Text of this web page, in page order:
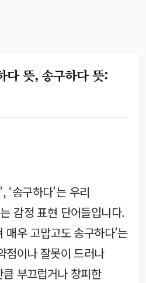
다 뜻, 송구하다 뜻:
‘송구하다’는 우리
감정 표현 단어들입니다.
매우 고맙고도 송구하다’는
점이나 잘못이 드러나
부끄럽거나 창피한